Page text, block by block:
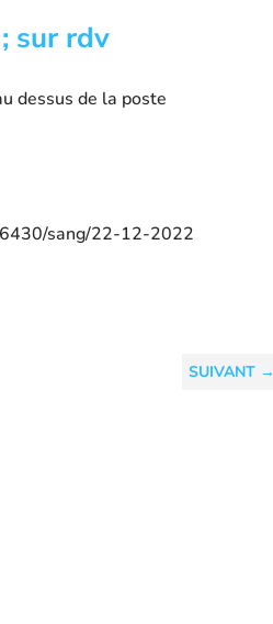
sur rdv
dessus de la poste
sang/22-12-2022
SUIVANT→